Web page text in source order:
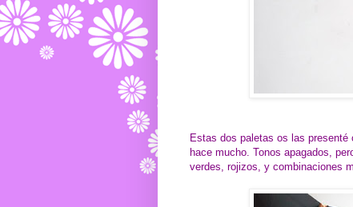
Estas dos paletas os las presenté
hace mucho. Tonos apagados,
verdes, rojizos, y combinaciones